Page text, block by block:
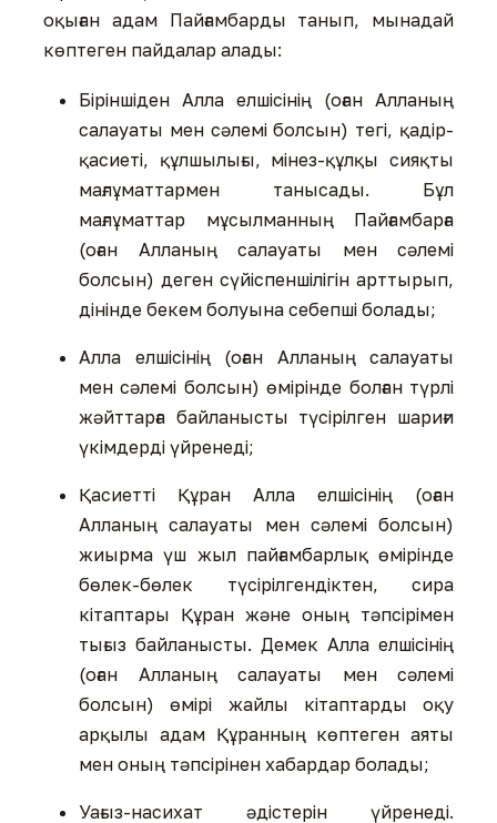
оқыған адам Пайғамбарды танып, мынадай
көптеген пайдалар алады:
Біріншіден Алла елшісінің (оған Алланың
салауаты мен сәлемі болсын) тегі, қадір-
қасиеті, құлшылығы, мінез-құлқы сияқты
мағлұматтармен танысады. Бұл
мағлұматтар мұсылманның Пайғамбарға
(оған Алланың салауаты мен сәлемі
болсын) деген сүйіспеншілігін арттырып,
дінінде бекем болуына себепші болады;
Алла елшісінің (оған Алланың салауаты
мен сәлемі болсын) өмірінде болған түрлі
жәйттарға байланысты түсірілген шариғи
үкімдерді үйренеді;
Қасиетті Құран Алла елшісінің (оған
Алланың салауаты мен сәлемі болсын)
жиырма үш жыл пайғамбарлық өмірінде
бөлек-бөлек түсірілгендіктен, сира
кітаптары Құран және оның тәпсірімен
тығыз байланысты. Демек Алла елшісінің
(оған Алланың салауаты мен сәлемі
болсын) өмірі жайлы кітаптарды оқу
арқылы адам Құранның көптеген аяты
мен оның тәпсірінен хабардар болады;
Уағыз-насихат әдістерін үйренеді.